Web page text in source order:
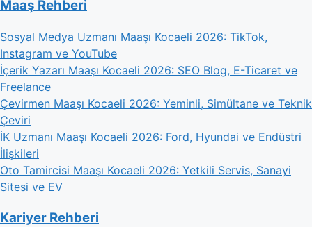
Maaş Rehberi
Sosyal Medya Uzmanı Maaşı Kocaeli 2026: TikTok,
Instagram ve YouTube
İçerik Yazarı Maaşı Kocaeli 2026: SEO Blog, E-Ticaret ve
Freelance
Çevirmen Maaşı Kocaeli 2026: Yeminli, Simültane ve Teknik
Çeviri
İK Uzmanı Maaşı Kocaeli 2026: Ford, Hyundai ve Endüstri
İlişkileri
Oto Tamircisi Maaşı Kocaeli 2026: Yetkili Servis, Sanayi
Sitesi ve EV
Kariyer Rehberi